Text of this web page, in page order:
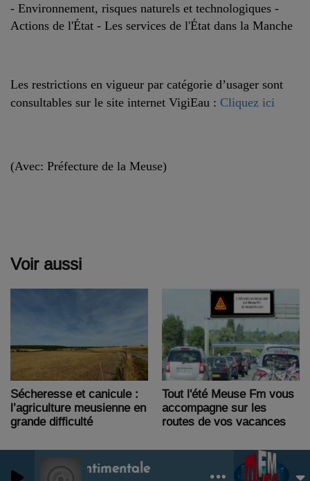
Foule Sentimentale
Les restrictions en vigueur par catégorie d’usager sont
consultables sur le site internet VigiEau : Cliquez ici
(Avec: Préfecture de la Meuse)
Voir aussi
Sécheresse et canicule :
l’agriculture meusienne en
grande difficulté
Tout l'été Meuse Fm vous
accompagne sur les
routes de vos vacances